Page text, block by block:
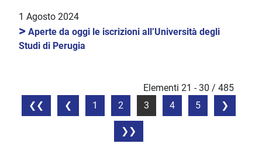
1 Agosto 2024
> Aperte da oggi le iscrizioni all’Università degli
Studi di Perugia
Elementi 21 - 30 / 485
1
2 3 4 5